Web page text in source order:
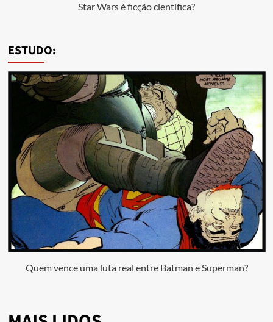
Star Wars é ficção científica?
ESTUDO:
Quem vence uma luta real entre Batman e Superman?